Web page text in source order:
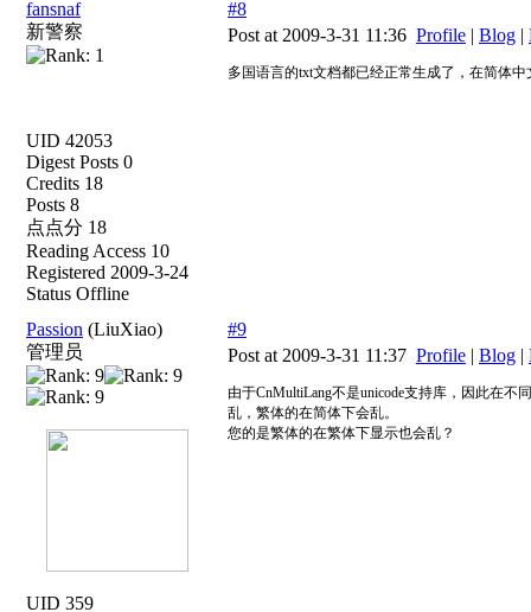
fansnaf
新警察
UID 42053
Digest Posts 0
Credits 18
Posts 8
点点分 18
Reading Access 10
Registered 2009-3-24
Status Offline
#8
Post at 2009-3-31 11:36 Profile | Blog |
多国语言的txt文档都已经正常生成了，在简体
Passion (LiuXiao)
管理员
UID 359
#9
Post at 2009-3-31 11:37 Profile | Blog |
由于CnMultiLang不是unicode支持库，因此在
乱，繁体的在简体下会乱。
您的是繁体的在繁体下显示也会乱？